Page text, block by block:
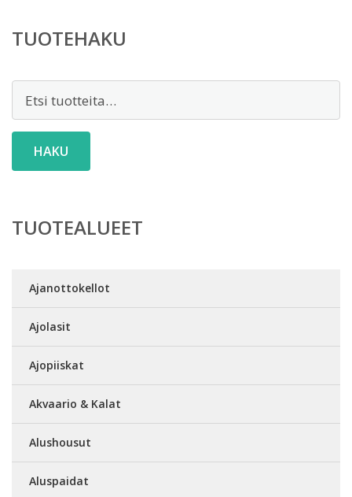
TUOTEHAKU
HAKU
TUOTEALUEET
Ajanottokellot
Ajolasit
Ajopiiskat
Akvaario & Kalat
Alushousut
Aluspaidat